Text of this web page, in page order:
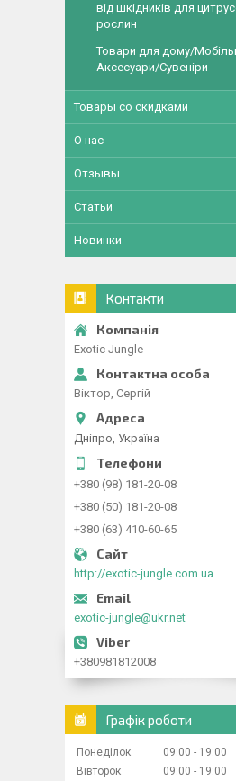
від шкідників для
рослин
Товари для дому/
Аксесуари/Сувеніри
Товары со скидками
О нас
Отзывы
Статьи
Новинки
Контакти
Exotic Jungle
Віктор, Сергій
Дніпро, Україна
+380 (98) 181-20-08
+380 (50) 181-20-08
+380 (63) 410-60-65
http://exotic-jungle.com.ua
exotic-jungle@ukr.net
+380981812008
Графік роботи
Понеділок 09:00
19:00
Вівторок
09:00 19:00